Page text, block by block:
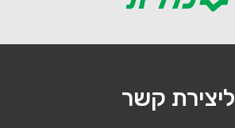
ליצירת קשר